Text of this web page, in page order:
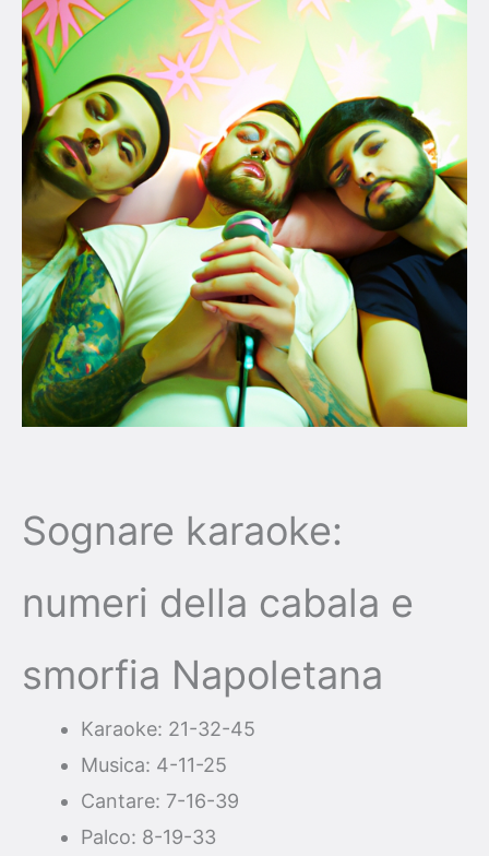
Sognare karaoke:
numeri della cabala e
smorfia Napoletana
Karaoke: 21-32-45
Musica: 4-11-25
Cantare: 7-16-39
Palco: 8-19-33